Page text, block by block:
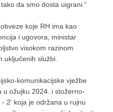
da smo dosta uigrani.“
koje RH ima kao
i ugovora, ministar
visokom razinom
uključenih službi.
komunikacijske vježbe
u ožujku 2024. i stožerno-
2' koja je održana u rujnu